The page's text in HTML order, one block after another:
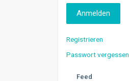
Anmelden
Registrieren
Passwort vergessen
Feed